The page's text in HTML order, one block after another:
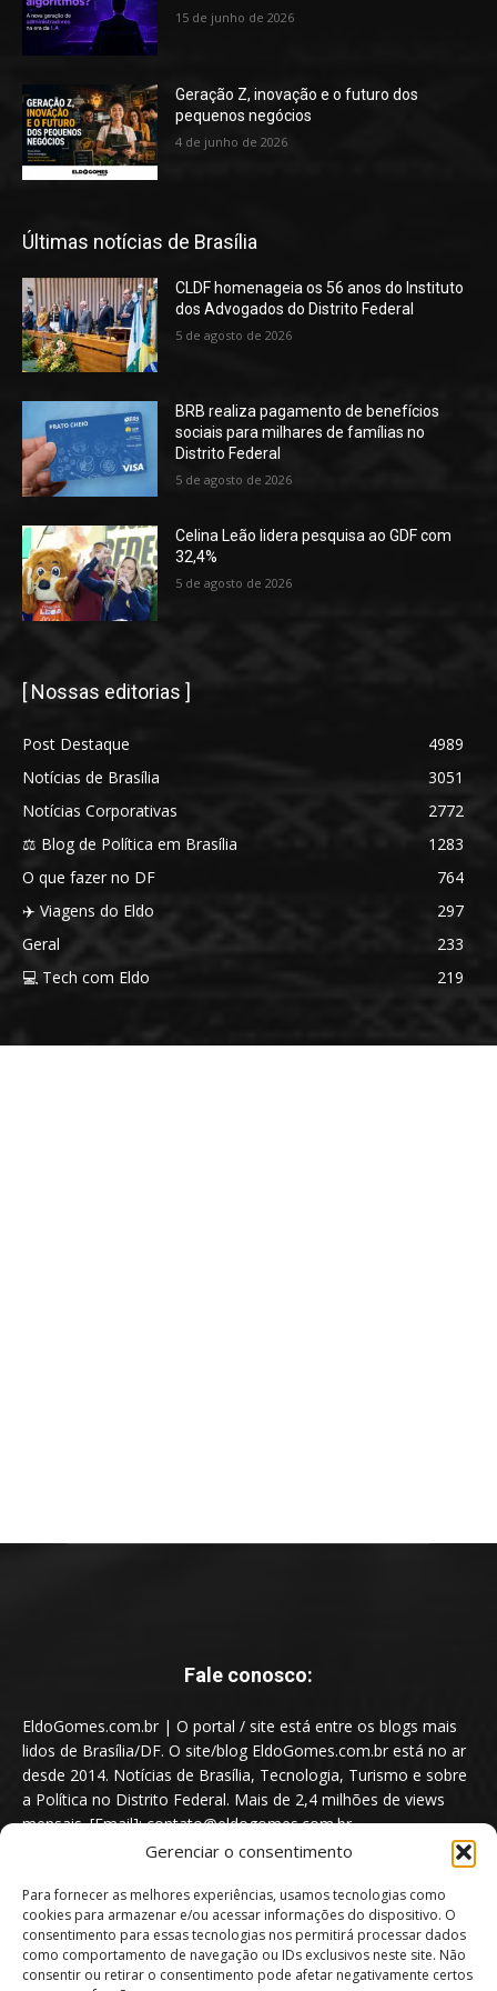
Gerenciar o consentimento
Para fornecer as melhores experiências, usamos tecnologias como
cookies para armazenar e/ou acessar informações do dispositivo. O
consentimento para essas tecnologias nos permitirá processar dados
como comportamento de navegação ou IDs exclusivos neste site. Não
consentir ou retirar o consentimento pode afetar negativamente certos
15 de junho de 2026
Geração Z, inovação e o futuro dos
pequenos negócios
4 de junho de 2026
Últimas notícias de Brasília
CLDF homenageia os 56 anos do Instituto
dos Advogados do Distrito Federal
5 de agosto de 2026
BRB realiza pagamento de benefícios
sociais para milhares de famílias no
Distrito Federal
5 de agosto de 2026
Celina Leão lidera pesquisa ao GDF com
32,4%
5 de agosto de 2026
[ Nossas editorias ]
Post Destaque
4989
Notícias de Brasília
3051
Notícias Corporativas
2772
⚖️ Blog de Política em Brasília
1283
O que fazer no DF
764
✈️ Viagens do Eldo
297
Geral
233
💻 Tech com Eldo
219
Fale conosco:
EldoGomes.com.br | O portal / site está entre os blogs mais
lidos de Brasília/DF. O site/blog EldoGomes.com.br está no ar
desde 2014. Notícias de Brasília, Tecnologia, Turismo e sobre
a Política no Distrito Federal. Mais de 2,4 milhões de views
mensais. [Email]: contato@eldogomes.com.br